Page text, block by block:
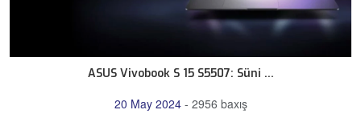
ASUS Vivobook S 15 S5507: Süni ...
20 May 2024- 2956 baxış